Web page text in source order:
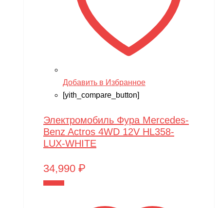
Добавить в Избранное
[yith_compare_button]
Электромобиль Фура Mercedes-
Benz Actros 4WD 12V HL358-
LUX-WHITE
34,990 ₽